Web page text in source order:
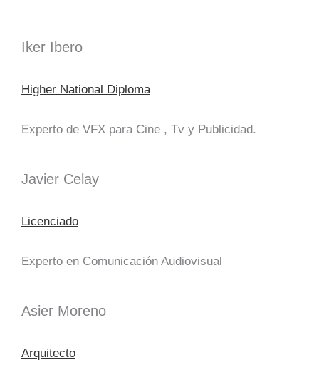
Iker Ibero
Higher National Diploma
Experto de VFX para Cine , Tv y Publicidad.
Javier Celay
Licenciado
Experto en Comunicación Audiovisual
Asier Moreno
Arquitecto